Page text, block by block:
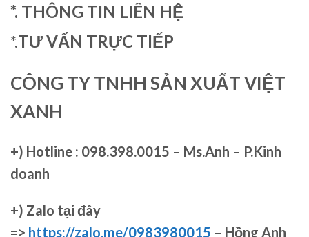
*. THÔNG TIN LIÊN HỆ
*.TƯ VẤN TRỰC TIẾP
CÔNG TY TNHH SẢN XUẤT VIỆT
XANH
+) Hotline : 098.398.0015 – Ms.Anh – P.Kinh
doanh
+) Zalo tại đây
=> https://zalo.me/0983980015 – Hồng Anh